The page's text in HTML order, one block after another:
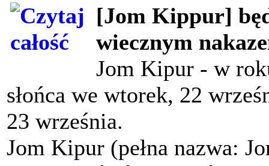
[Jom Kippur]
wiecznym
Jom Kipur - w
słońca we wtorek, 22
23 września.
Jom Kipur (pełna nazwa: